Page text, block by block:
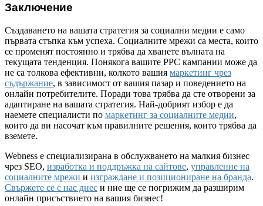
Заключение
Създаването на вашата стратегия за социални медии е само
първата стъпка към успеха. Социалните мрежи са места, които
се променят постоянно и трябва да хванете вълната на
текущата тенденция. Понякога вашите PPC кампании може да
не са толкова ефективни, колкото вашия маркетинг чрез
съдържание, в зависимост от вашия пазар и поведението на
онлайн потребителите. Поради това трябва да сте отворени за
адаптиране на вашата стратегия. Най-добрият избор е да
наемете специалисти по маркетинг за социалните медии,
които да ви насочат към правилните решения, които трябва да
вземете.
Webness e специализирана в обслужването на малкия бизнес
чрез SEO, изработка и поддръжка на сайтове, управление на
социалните мрежи и изграждане и позициониране на бранда.
Свържете се с нас днес и ние ще се погрижим да разширим
онлайн присъствието на вашия бизнес!